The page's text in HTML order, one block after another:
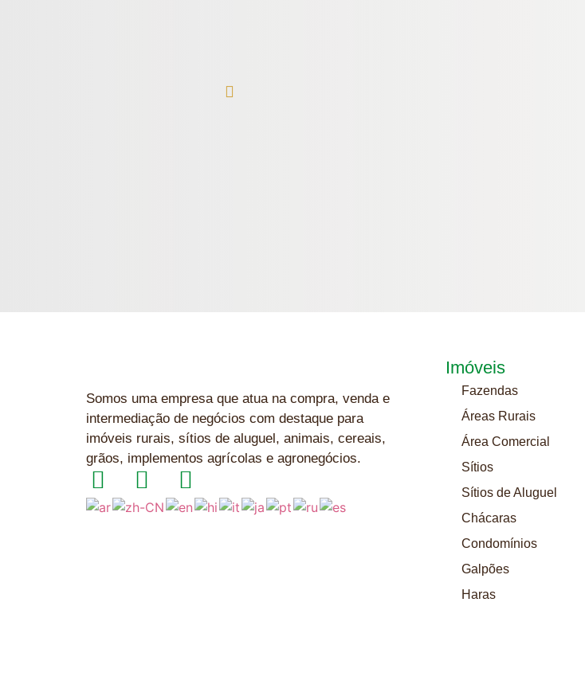
Somos uma empresa que atua na compra, venda e
intermediação de negócios com destaque para
imóveis rurais, sítios de aluguel, animais, cereais,
grãos, implementos agrícolas e agronegócios.
Imóveis
Fazendas
Áreas Rurais
Área Comercial
Sítios
Sítios de Aluguel
Chácaras
Condomínios
Galpões
Haras